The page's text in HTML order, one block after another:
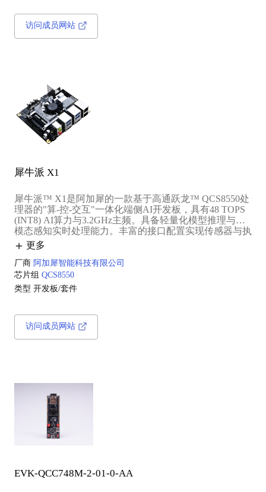
支持‌2组USB 3.1第2代接口、1组USB 2.0接口‌
Support SGMII/RGMII
支持‌SGMII/RGMII以太网接口
访问成员网站
犀牛派 X1
犀牛派™ X1是阿加犀的一款基于高通跃龙™ QCS8550处
理器的"算-控-交互"一体化端侧AI开发板，具有48 TOPS
(INT8) AI算力与3.2GHz主频。具备轻量化模型推理与多
模态感知实时处理能力。丰富的接口配置实现传感器与执
行器的无缝接入，达成"算法-硬件"高效协同。搭配阿加
犀与高通跃龙™ 联合发布的端侧AI生态门户模型广场使
用，获得极致高效的人工智能开发体验，赋能开发者与科
技企业高效完成原型验证，加速具身大模型从算法创新到
实际应用的转化进程。
更多
厂商 阿加犀智能科技有限公司
芯片组 QCS8550
类型 开发板/套件
访问成员网站
EVK-QCC748M-2-01-0-AA